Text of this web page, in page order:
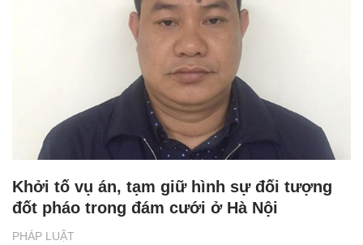
PHÁP LUẬT
Khởi tố vụ án, tạm giữ hình sự đối tượng
đốt pháo trong đám cưới ở Hà Nội